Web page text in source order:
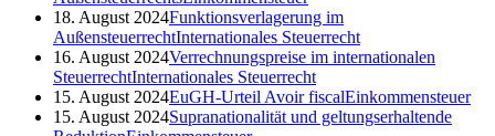
18. August 2024Funktionsverlagerung im
AußensteuerrechtInternationales Steuerrecht
16. August 2024Verrechnungspreise im internationalen
SteuerrechtInternationales Steuerrecht
15. August 2024EuGH-Urteil Avoir fiscalEinkommensteuer
15. August 2024Supranationalität und geltungserhaltende